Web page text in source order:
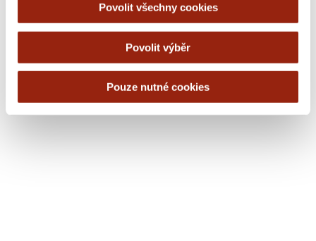
Povolit všechny cookies
Povolit výběr
Pouze nutné cookies